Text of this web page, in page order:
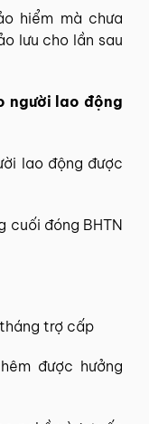
hiểm mà chưa
lưu cho lần sau
người lao động
lao động được
cuối đóng BHTN
trợ cấp
được hưởng